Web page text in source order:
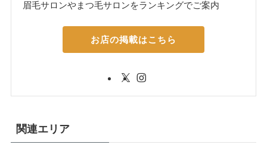
眉毛サロンやまつ毛サロンをランキングでご案内
お店の掲載はこちら
関連エリア